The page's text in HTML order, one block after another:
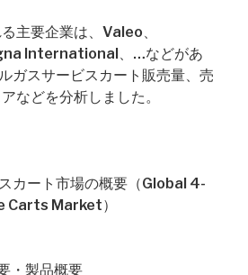
主要企業は、Valeo、
International、…などがあ
ガスサービスカート販売量、売
などを分析しました。
カート市場の概要（Global 4-
Market）
・製品概要